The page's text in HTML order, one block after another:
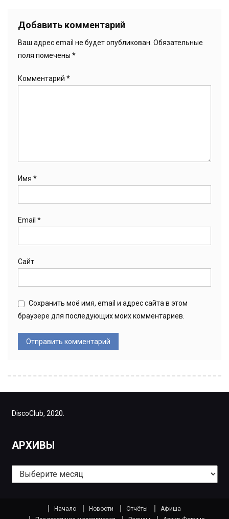
Добавить комментарий
Ваш адрес email не будет опубликован. Обязательные
поля помечены *
Комментарий *
Имя *
Email *
Сайт
Сохранить моё имя, email и адрес сайта в этом
браузере для последующих моих комментариев.
DiscoClub, 2020.
АРХИВЫ
Архивы
Начало Новости Отчёты
Афиша